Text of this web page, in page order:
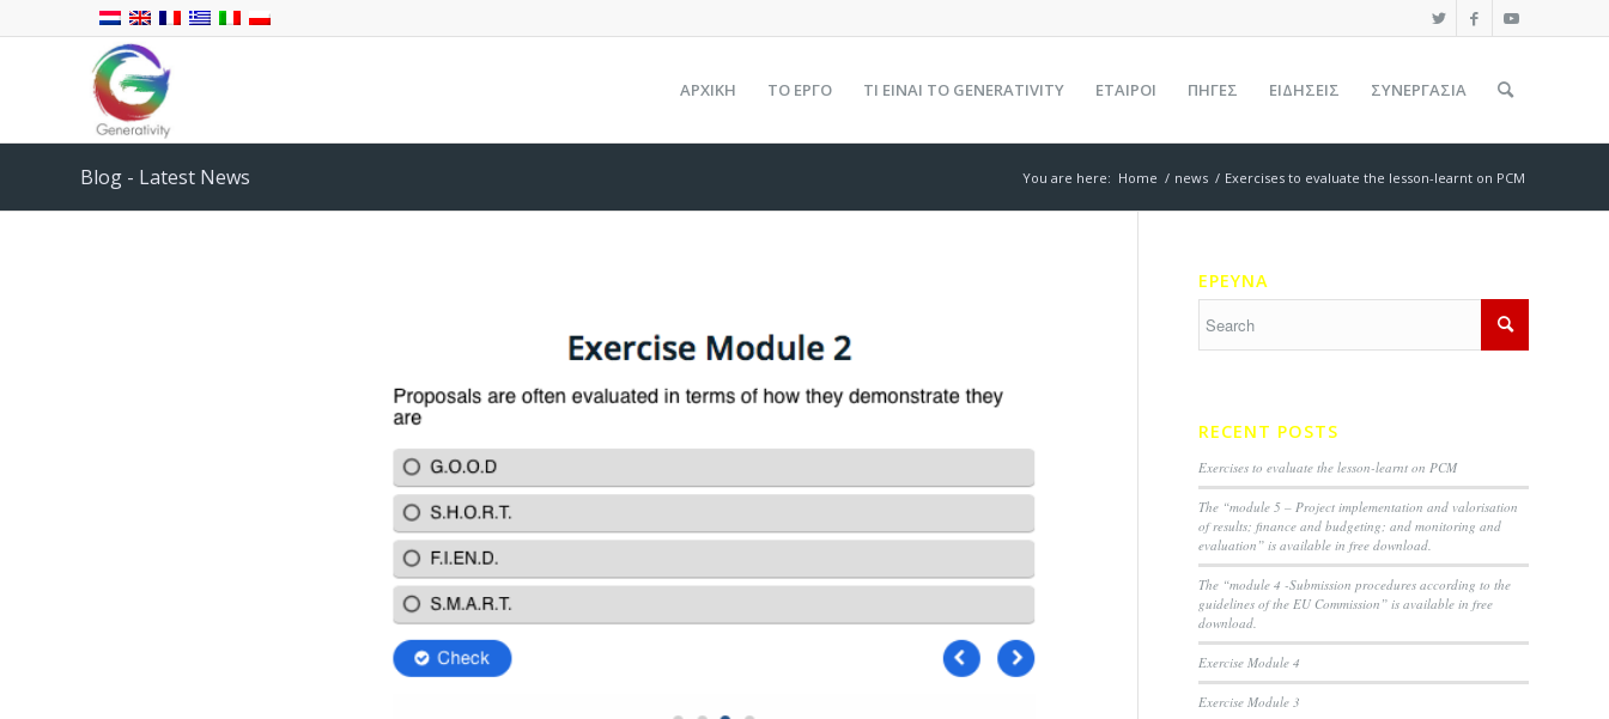
ΑΡΧΙΚΗ ΤΟ ΕΡΓΟ ΤΙ ΕΙΝΑΙ ΤΟ GENERATIVITY ΕΤΑΊΡΟΙ ΠΗΓΕΣ ΕΙΔΉΣΕΙΣ ΣΥΝΕΡΓΑΣΙΑ
Blog - Latest News You are here: Home / news / Exercises to evaluate the lesson-learnt on PCM
ΕΡΕΥΝΑ
RECENT POSTS
Exercises to evaluate the lesson-learnt on PCM
The “module 5 – Project implementation and valorisation
of results; finance and budgeting; and monitoring and
evaluation” is available in free download.
The “module 4 -Submission procedures according to the
guidelines of the EU Commission” is available in free
download.
Exercise Module 4
Exercise Module 3